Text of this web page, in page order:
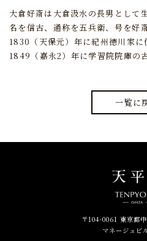
大倉好斎は大倉汲水の長男として
名を信古、通称を五兵衛、号を好
1830（天保元）年に紀州徳川家に
1849（嘉永2）年に学習院院庫の
一覧に
〒104-0061 東京都
マネージュビ